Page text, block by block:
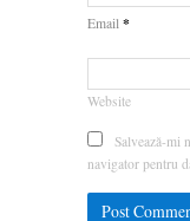
Email *
Website
Salvează-mi
navigator pentru